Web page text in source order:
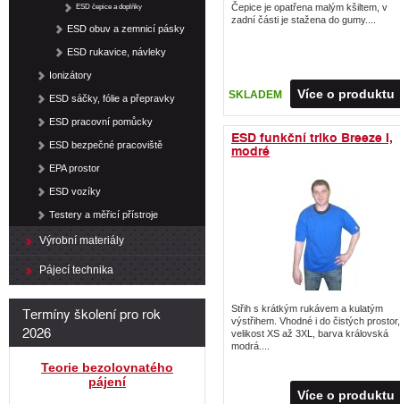
Čepice je opatřena malým kšiltem, v
zadní části je stažena do gumy....
SKLADEM Více o produktu
ESD funkční triko Breeze I,
modré
Střih s krátkým rukávem a kulatým
výstřihem. Vhodné i do čistých prostor,
velikost XS až 3XL, barva královská
modrá....
Více o produktu
ESD čepice a doplňky
ESD obuv a zemnicí pásky
ESD rukavice, návleky
Ionizátory
ESD sáčky, fólie a přepravky
ESD pracovní pomůcky
ESD bezpečné pracoviště
EPA prostor
ESD vozíky
Testery a měřicí přístroje
Výrobní materiály
Pájecí technika
Termíny školení pro rok
2026
Teorie bezolovnatého
pájení